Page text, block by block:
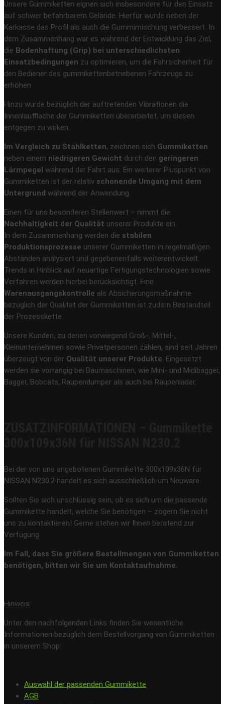
Unsere Gummiketten eignen sich insbesondere für den Einsatz
auf schwer befahrbarem Gelände. Hierfür wurde neben der
Karkasse das Profil als auch die Gummimischung verbessert. In
dem Zusammenhang war es während der Entwicklung das Ziel,
die Bodenhaftung (Grip) bei unterschiedlichsten
Einsatzbedingungen zu optimieren, um die Fahrsicherheit für
den Bediener des gummikettenbetriebenen Fahrzeugs zu
erhöhen.
Hinzu wurde bezüglich der auftretenden Vibrationen die
Innenlauffläche der Gummiketten überarbeitet, um diesen
entgegen zu wirken.
Im Vergleich zu Stahlketten, zeichnen sich Gummiketten
neben einem niedrigeren Gewicht durch den geringeren
Lärmpegel während der Fahrt aus. Ein weiterer Pluspunkt von
Gummiketten ist der relativ schonende Umgang mit dem
Untergrund während der Anwendung.
Einen für uns besonderen Stellenwert – nimmt die
Nachhaltigkeit der Qualität unserer Produkte ein.
In dem Zusammenhang werden die stabilen
Produktionsprozesse unserer Gummiketten in regelmäßigen
Abständen analysiert und gegebenenfalls weiterentwickelt.
Trends in Hinblick auf neuartige Fertigungstechnologien sowie
Verfahren werden hierbei berücksichtigt. Eine
Warenausgangskontrolle als Absicherungsmaßnahme
bezüglich der Qualität der Gummiketten ist zudem Bestandteil
der Prozesskette.
Unsere Kunden, zu denen vorwiegend Groß-, Mittel-,
Kleinunternehmen sowie Privatpersonen zählen, sind seit Jahren
überzeugt von der Qualität unserer Produkte. Eingesetzt
werden sie vorrangig bei Baumaschinen, wie Mini- und Midibagger,
Bagger, Bobcats, Raupendumper als auch bei Raupenlader.
Bei der von uns angebotenen Gummikette 300x109x36N für
NISSAN N230.2 handelt es sich ausschließlich um Neuware.
Sollten Sie sich unschlüssig sein, ob es sich um die passende
Gummikette handelt, welche Sie benötigen – zögern Sie nicht
uns zu kontaktieren! Gerne stehen wir Ihnen beratend zur
Verfügung.
Im Fall, dass Sie größere Bestellmengen von Gummiketten
benötigen, bitten wir Sie um Kontaktaufnahme.
Hinweis:
Unter den nachfolgenden Links finden Sie wesentliche
Informationen bezüglich dem Bestellvorgang von Gummiketten
in unserem Shop:
Auswahl der passenden Gummikette
AGB